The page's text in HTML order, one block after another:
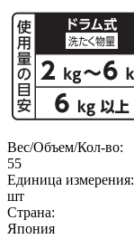
Вес/Объем/Кол-во:
55
Единица измерения:
шт
Страна:
Япония